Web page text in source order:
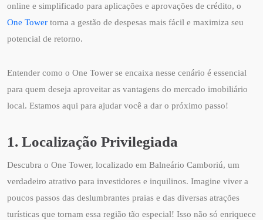
online e simplificado para aplicações e aprovações de crédito, o
One Tower torna a gestão de despesas mais fácil e maximiza seu
potencial de retorno.
Entender como o One Tower se encaixa nesse cenário é essencial
para quem deseja aproveitar as vantagens do mercado imobiliário
local. Estamos aqui para ajudar você a dar o próximo passo!
1. Localização Privilegiada
Descubra o One Tower, localizado em Balneário Camboriú, um
verdadeiro atrativo para investidores e inquilinos. Imagine viver a
poucos passos das deslumbrantes praias e das diversas atrações
turísticas que tornam essa região tão especial! Isso não só enriquece